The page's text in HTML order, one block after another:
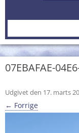
Søg
07EBAFAE-
Udgivet den 17. marts
← Forrige